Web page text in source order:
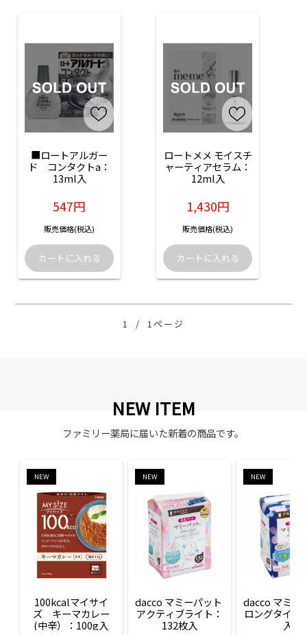
■ロートアルガー
ド　コンタクトa：
13ml入
547円
販売価格(税込)
ロートメメ モイスチ
ャーティアセラム：
12ml入
1,430円
販売価格(税込)
1 / 1ページ
NEW ITEM
ファミリー薬局に届いた新着の商品です。
NEW
100kcalマイサイ
ズ　キーマカレー
(中辛）：100g入
NEW
dacco マミーパット
アクティブライト：
132枚入
NEW
dacco マミー
ロングタイム
入